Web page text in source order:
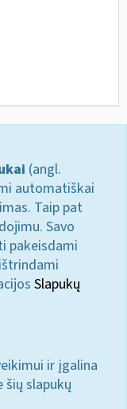
(angl.
automatiškai
Taip pat
Savo
pakeisdami
Slapukų
ir įgalina
šių slapukų